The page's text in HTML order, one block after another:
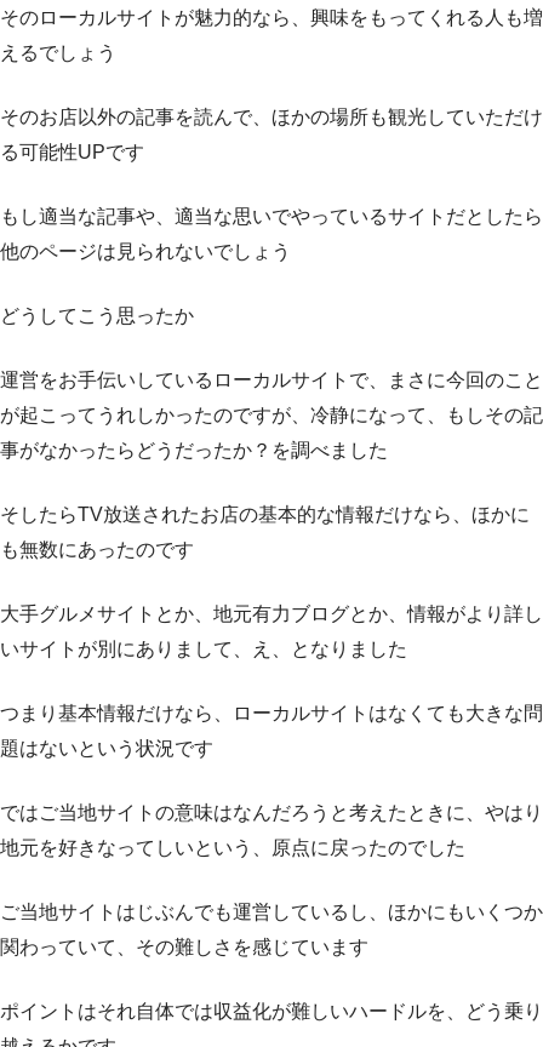
そのローカルサイトが魅力的なら、興味をもってくれる人も増
えるでしょう
そのお店以外の記事を読んで、ほかの場所も観光していただけ
る可能性UPです
もし適当な記事や、適当な思いでやっているサイトだとしたら
他のページは見られないでしょう
どうしてこう思ったか
運営をお手伝いしているローカルサイトで、まさに今回のこと
が起こってうれしかったのですが、冷静になって、もしその記
事がなかったらどうだったか？を調べました
そしたらTV放送されたお店の基本的な情報だけなら、ほかに
も無数にあったのです
大手グルメサイトとか、地元有力ブログとか、情報がより詳し
いサイトが別にありまして、え、となりました
つまり基本情報だけなら、ローカルサイトはなくても大きな問
題はないという状況です
ではご当地サイトの意味はなんだろうと考えたときに、やはり
地元を好きなってしいという、原点に戻ったのでした
ご当地サイトはじぶんでも運営しているし、ほかにもいくつか
関わっていて、その難しさを感じています
ポイントはそれ自体では収益化が難しいハードルを、どう乗り